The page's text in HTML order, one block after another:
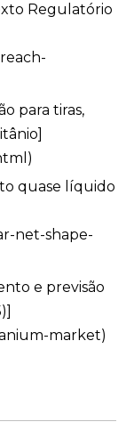
Regulatório
para tiras,
quase líquido
net-shape-
e previsão
market)